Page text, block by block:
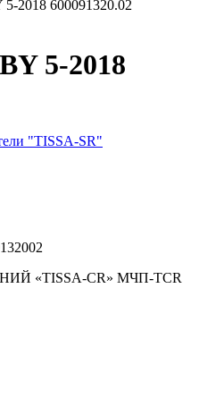
600091320.02
5‑2018
"TISSA-SR"
«TISSA-CR» МЧП-TCR